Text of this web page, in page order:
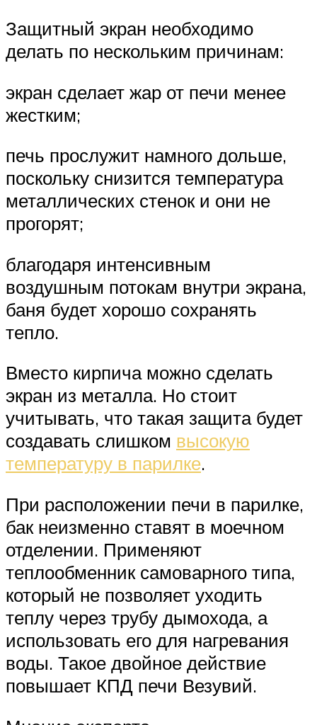
Защитный экран необходимо
делать по нескольким причинам:
экран сделает жар от печи менее
жестким;
печь прослужит намного дольше,
поскольку снизится температура
металлических стенок и они не
прогорят;
благодаря интенсивным
воздушным потокам внутри экрана,
баня будет хорошо сохранять
тепло.
Вместо кирпича можно сделать
экран из металла. Но стоит
учитывать, что такая защита будет
создавать слишком высокую
температуру в парилке.
При расположении печи в парилке,
бак неизменно ставят в моечном
отделении. Применяют
теплообменник самоварного типа,
который не позволяет уходить
теплу через трубу дымохода, а
использовать его для нагревания
воды. Такое двойное действие
повышает КПД печи Везувий.